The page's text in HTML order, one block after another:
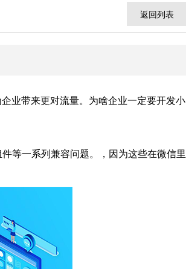
返回列表
业带来更对流量。为啥企业一定要开发小
等一系列兼容问题。，因为这些在微信里